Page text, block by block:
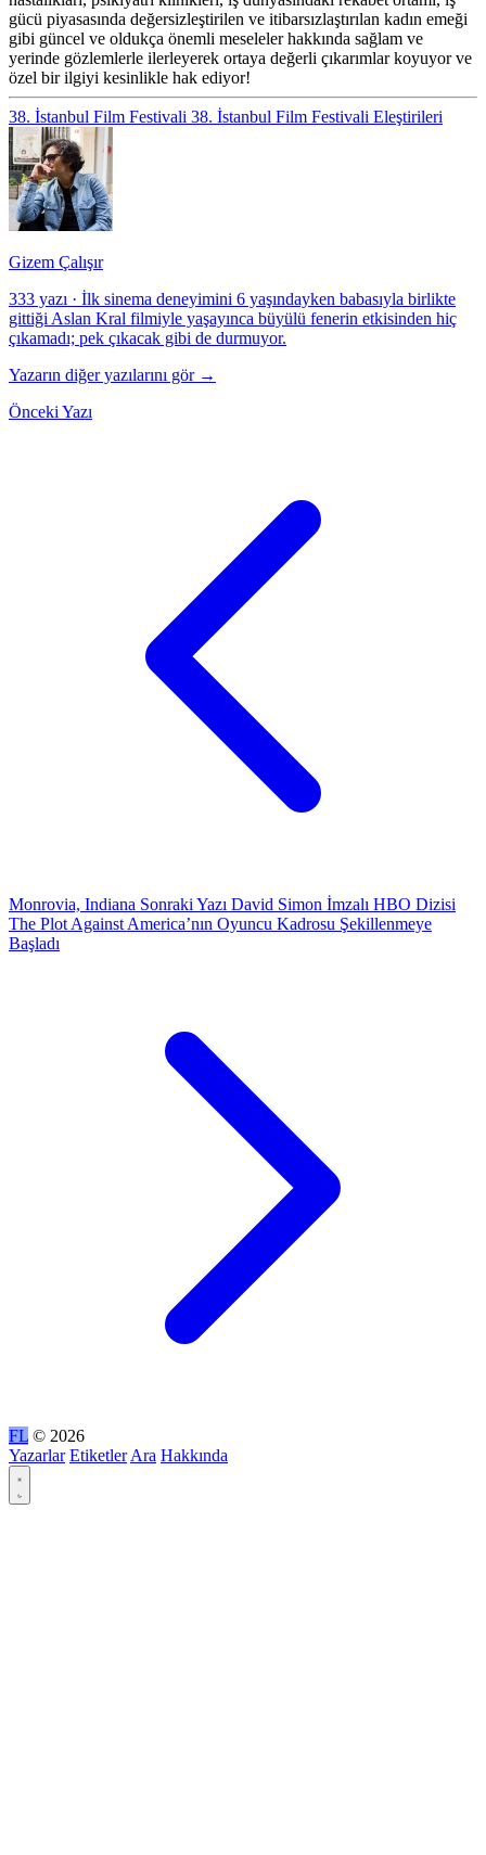
gücü piyasasında değersizleştirilen ve itibarsızlaştırılan kadın emeği
gibi güncel ve oldukça önemli meseleler hakkında sağlam ve
yerinde gözlemlerle ilerleyerek ortaya değerli çıkarımlar koyuyor ve
özel bir ilgiyi kesinlikle hak ediyor!
38. İstanbul Film Festivali 38. İstanbul Film Festivali Eleştirileri
Gizem Çalışır
333 yazı · İlk sinema deneyimini 6 yaşındayken babasıyla birlikte
gittiği Aslan Kral filmiyle yaşayınca büyülü fenerin etkisinden hiç
çıkamadı; pek çıkacak gibi de durmuyor.
Yazarın diğer yazılarını gör →
Önceki Yazı
Monrovia, Indiana Sonraki Yazı David Simon İmzalı HBO Dizisi
The Plot Against America’nın Oyuncu Kadrosu Şekillenmeye
Başladı
FL © 2026
Yazarlar Etiketler Ara Hakkında